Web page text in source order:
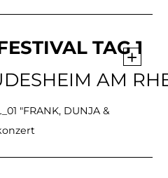
TAG 1
+
"FRANK, DUNJA &